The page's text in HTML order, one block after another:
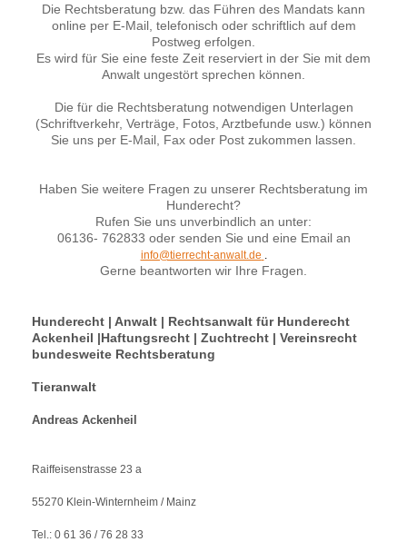
Die Rechtsberatung bzw. das Führen des Mandats kann
online per E-Mail, telefonisch oder schriftlich auf dem
Postweg erfolgen.
Es wird für Sie eine feste Zeit reserviert in der Sie mit dem
Anwalt ungestört sprechen können.
Die für die Rechtsberatung notwendigen Unterlagen
(Schriftverkehr, Verträge, Fotos, Arztbefunde usw.) können
Sie uns per E-Mail, Fax oder Post zukommen lassen.
Haben Sie weitere Fragen zu unserer Rechtsberatung im
Hunderecht?
Rufen Sie uns unverbindlich an unter:
06136- 762833 oder senden Sie und eine Email an
info@tierrecht-anwalt.de .
Gerne beantworten wir Ihre Fragen.
Hunderecht | Anwalt | Rechtsanwalt für Hunderecht
Ackenheil |Haftungsrecht | Zuchtrecht | Vereinsrecht
bundesweite Rechtsberatung
Tieranwalt
Andreas Ackenheil
Raiffeisenstrasse 23 a
55270 Klein-Winternheim / Mainz
Tel.: 0 61 36 / 76 28 33